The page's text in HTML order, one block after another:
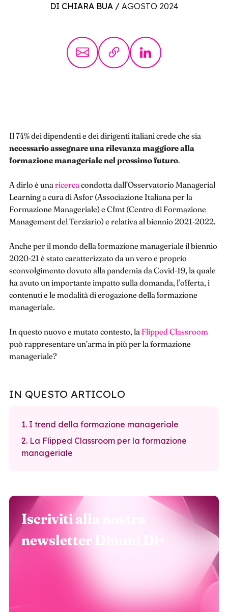
DI CHIARA BUA/ AGOSTO 2024
Il 74% dei dipendenti e dei dirigenti italiani crede che sia
necessario assegnare una rilevanza maggiore alla
formazione manageriale nel prossimo futuro.
A dirlo è una ricerca condotta dall’Osservatorio Managerial
Learning a cura di Asfor (Associazione Italiana per la
Formazione Manageriale) e Cfmt (Centro di Formazione
Management del Terziario) e relativa al biennio 2021-2022.
Anche per il mondo della formazione manageriale il biennio
2020-21 è stato caratterizzato da un vero e proprio
sconvolgimento dovuto alla pandemia da Covid-19, la quale
ha avuto un importante impatto sulla domanda, l’offerta, i
contenuti e le modalità di erogazione della formazione
manageriale.
In questo nuovo e mutato contesto, la Flipped Classroom
può rappresentare un’arma in più per la formazione
manageriale?
IN QUESTO ARTICOLO
1. I trend della formazione manageriale
2. La Flipped Classroom per la formazione
manageriale
Iscriviti alla nostra
newsletter Dimmi Di+